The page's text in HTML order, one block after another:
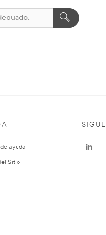
ayuda
Sitio